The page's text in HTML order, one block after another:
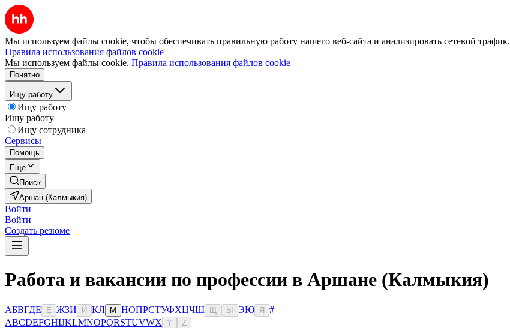
Мы используем файлы cookie, чтобы обеспечивать правильную работу нашего веб-сайта и анализировать сетевой трафик.
Правила использования файлов cookie
Мы используем файлы cookie. Правила использования файлов cookie
Понятно
Ищу работу
Ищу работу
Ищу работу
Ищу сотрудника
Сервисы
Помощь
Ещё
Поиск
Аршан (Калмыкия)
Войти
Войти
Создать резюме
Работа и вакансии по профессии в Аршане (Калмыкия)
АБВГДЕ Ё ЖЗИ Й КЛ М НОПРСТУФХЦЧШ Ы ЭЮ Я
#
ABCDEFGHIJKLMNOPQRSTUVWX Y Z